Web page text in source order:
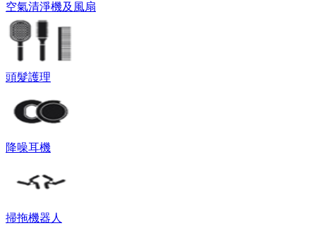
空氣清淨機及風扇
頭髮護理
降噪耳機
掃拖機器人